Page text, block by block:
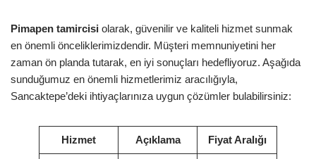
Pimapen tamircisi olarak, güvenilir ve kaliteli hizmet sunmak
en önemli önceliklerimizdendir. Müşteri memnuniyetini her
zaman ön planda tutarak, en iyi sonuçları hedefliyoruz. Aşağıda
sunduğumuz en önemli hizmetlerimiz aracılığıyla,
Sancaktepe’deki ihtiyaçlarınıza uygun çözümler bulabilirsiniz:
Hizmet Açıklama Fiyat Aralığı